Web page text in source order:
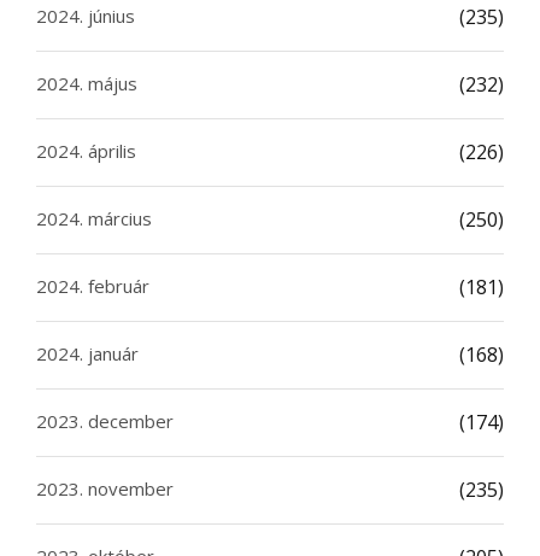
2024. június (235)
2024. május (232)
2024. április (226)
2024. március (250)
2024. február (181)
2024. január (168)
2023. december (174)
2023. november (235)